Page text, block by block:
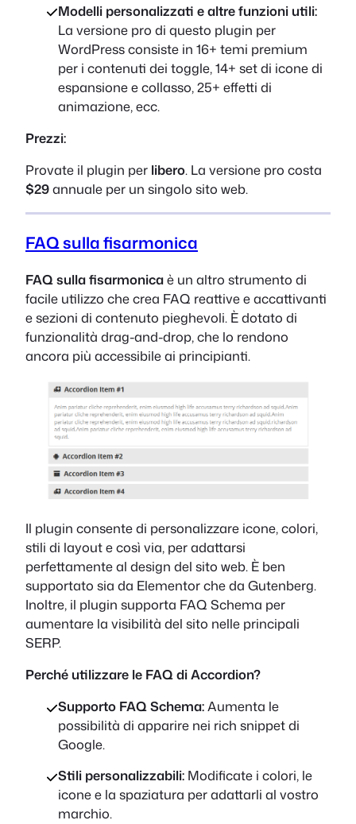
Modelli personalizzati e altre funzioni utili:
La versione pro di questo plugin per
WordPress consiste in 16+ temi premium
per i contenuti dei toggle, 14+ set di icone di
espansione e collasso, 25+ effetti di
animazione, ecc.
Prezzi:
Provate il plugin per libero. La versione pro costa
$29annuale per un singolo sito web.
FAQ sulla fisarmonica
FAQ sulla fisarmonicaè un altro strumento di
facile utilizzo che crea FAQ reattive e accattivanti
e sezioni di contenuto pieghevoli. È dotato di
funzionalità drag-and-drop, che lo rendono
ancora più accessibile ai principianti.
Il plugin consente di personalizzare icone, colori,
stili di layout e così via, per adattarsi
perfettamente al design del sito web. È ben
supportato sia da Elementor che da Gutenberg.
Inoltre, il plugin supporta FAQ Schema per
aumentare la visibilità del sito nelle principali
SERP.
Perché utilizzare le FAQ di Accordion?
Supporto FAQ Schema:Aumenta le
possibilità di apparire nei rich snippet di
Google.
Stili personalizzabili:Modificate i colori, le
icone e la spaziatura per adattarli al vostro
marchio.